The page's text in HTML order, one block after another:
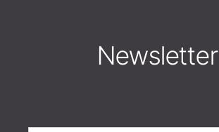
Newsletter